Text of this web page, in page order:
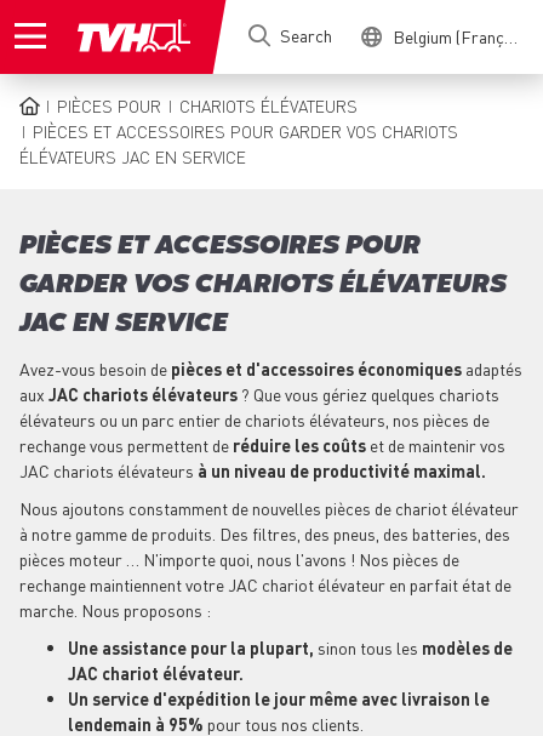
to
Search Belgium (Français)
BREADCRUMB
PIÈCES POUR
CHARIOTS ÉLÉVATEURS
PIÈCES ET ACCESSOIRES POUR GARDER VOS CHARIOTS
ÉLÉVATEURS JAC EN SERVICE
PIÈCES ET ACCESSOIRES POUR
GARDER VOS CHARIOTS ÉLÉVATEURS
JAC EN SERVICE
Avez-vous besoin de pièces et d'accessoires économiques adaptés
aux JAC chariots élévateurs ? Que vous gériez quelques chariots
élévateurs ou un parc entier de chariots élévateurs, nos pièces de
rechange vous permettent de réduire les coûts et de maintenir vos
JAC chariots élévateurs à un niveau de productivité maximal.
Nous ajoutons constamment de nouvelles pièces de chariot élévateur
à notre gamme de produits. Des filtres, des pneus, des batteries, des
pièces moteur … N'importe quoi, nous l'avons ! Nos pièces de
rechange maintiennent votre JAC chariot élévateur en parfait état de
marche. Nous proposons :
Une assistance pour la plupart, sinon tous les modèles de
JAC chariot élévateur.
Un service d'expédition le jour même avec livraison le
lendemain à 95% pour tous nos clients.